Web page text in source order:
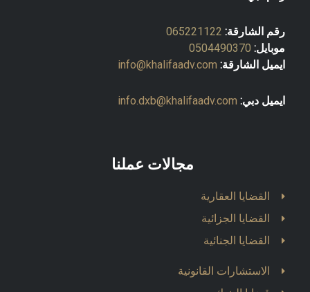
رقم الشارقة: 065221122
موبايل: 0504490370
ايميل الشارقة: info@khalifaadv.com
ايميل دبي: info.dxb@khalifaadv.com
مجالات عملنا
القضايا العقارية
القضايا الجزائية
القضايا الجنائية
الاستشارات القانونية